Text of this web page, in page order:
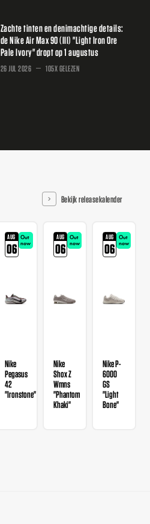
Zachte tinten en denimachtige details:
de Nike Air Max 90 (III) "Light Iron Ore
Pale Ivory" dropt op 1 augustus
26 JUL 2026 105X GELEZEN
Bekijk releasekalender
AUG
06
Out
now
Nike
Pegasus
42
"Ironstone"
AUG
06
Out
now
Nike
Shox Z
Wmns
"Phantom
Khaki"
AUG
06
Out
now
Nike P-
6000
GS
"Light
Bone"